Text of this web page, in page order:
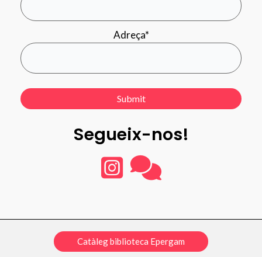
Adreça*
Segueix-nos!
Catàleg biblioteca Epergam